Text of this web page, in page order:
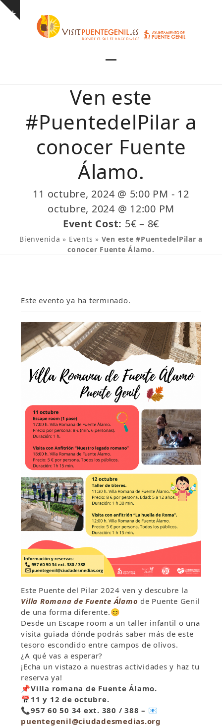
Skip
Show
mobile
menu
mobile
menu
Ven este
#PuentedelPilar a
conocer Fuente
Álamo.
11 octubre, 2024 @ 5:00 PM - 12
octubre, 2024 @ 12:00 PM
Event Cost: 5€ – 8€
Bienvenida » Events » Ven este #PuentedelPilar a
conocer Fuente Álamo.
Este evento ya ha terminado.
Este Puente del Pilar 2024 ven y descubre la
Villa Romana de Fuente Álamo de Puente Genil
de una forma diferente.😊
Desde un Escape room a un taller infantil o una
visita guiada dónde podrás saber más de este
tesoro escondido entre campos de olivos.
¿A qué vas a esperar?
¡Echa un vistazo a nuestras actividades y haz tu
reserva ya!
📌Villa romana de Fuente Álamo.
📅 11 y 12 de octubre.
📞957 60 50 34 ext. 380 / 388 – 📧
puentegenil@ciudadesmedias.org